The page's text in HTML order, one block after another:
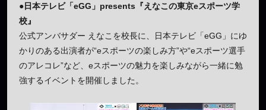
●日本テレビ「eGG」presents『えなこの東京eスポーツ学
校』
公式アンバサダー えなこを校長に、日本テレビ「eGG」にゆ
かりのある出演者が“eスポーツの楽しみ方”や“eスポーツ選手
のアレコレ”など、eスポーツの魅力を楽しみながら一緒に勉
強するイベントを開催しました。